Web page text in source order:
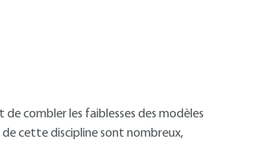
combler les faiblesses des modèles
de cette discipline sont nombreux,